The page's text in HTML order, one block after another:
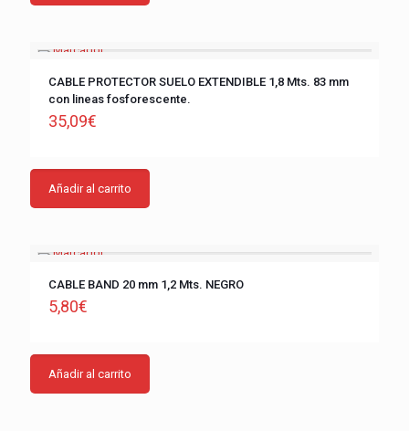
CABLE PROTECTOR SUELO EXTENDIBLE 1,8 Mts. 83 mm
con lineas fosforescente.
35,09€
Añadir al carrito
CABLE BAND 20 mm 1,2 Mts. NEGRO
5,80€
Añadir al carrito